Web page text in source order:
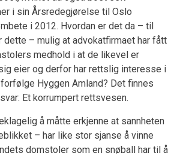
i sin Årsredegjørelse til Oslo
i 2012. Hvordan er det da – til
dette – mulig at advokatfirmaet har fått
medhold i at de likevel er
eier og derfor har rettslig interesse i
Hyggen Amland? Det finnes
Et korrumpert rettsvesen.
å måtte erkjenne at sannheten
– har like stor sjanse å vinne
domstoler som en snøball har til å